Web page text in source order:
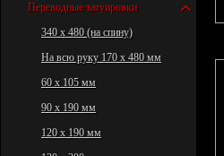
Переводные татуировки
340 х 480 (на спину)
На всю руку 170 х 480 мм
60 х 105 мм
90 х 190 мм
120 х 190 мм